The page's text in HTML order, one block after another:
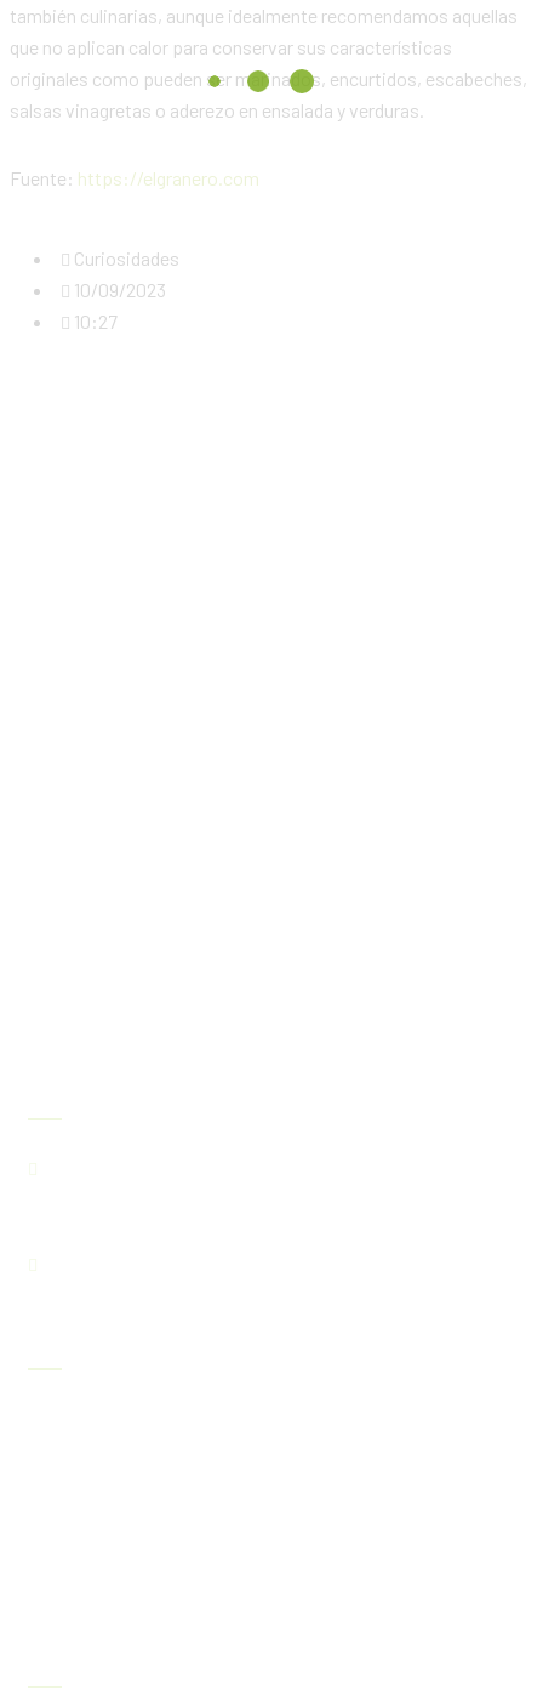
también culinarias, aunque idealmente recomendamos aquellas
que no aplican calor para conservar sus características
originales como pueden ser marinados, encurtidos, escabeches,
salsas vinagretas o aderezo en ensalada y verduras.
Fuente: https://elgranero.com
Curiosidades
10/09/2023
10:27